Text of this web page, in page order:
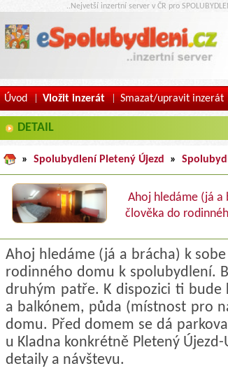
..Nejvetší inzertní server v ČR pro
Úvod | Vložit inzerát | Smazat/upravit inzerát
DETAIL
» Spolubydlení Pletený Újezd »
Ahoj hledáme (já a
člověka do
Ahoj hledáme (já a brácha) k
rodinného domu k spolubydlení.
druhým patře. K dispozici ti bude
a balkónem, půda (místnost pro
domu. Před domem se dá
u Kladna konkrétně Pletený
detaily a návštevu.